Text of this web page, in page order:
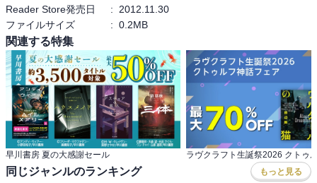
Reader Store発売日
:
2012.11.30
ファイルサイズ
: 0.2MB
関連する特集
早川書房 夏の大感謝セール
同じジャンルのランキング もっと見る